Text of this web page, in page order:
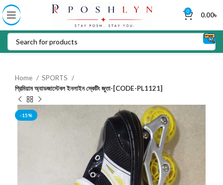
0 0.00৳
Home
SPORTS
প্রিমিয়াম অ্যাডজাস্টেবল ইনলাইন স্কেটিং জুতা-[CODE-PL1121]
-15%